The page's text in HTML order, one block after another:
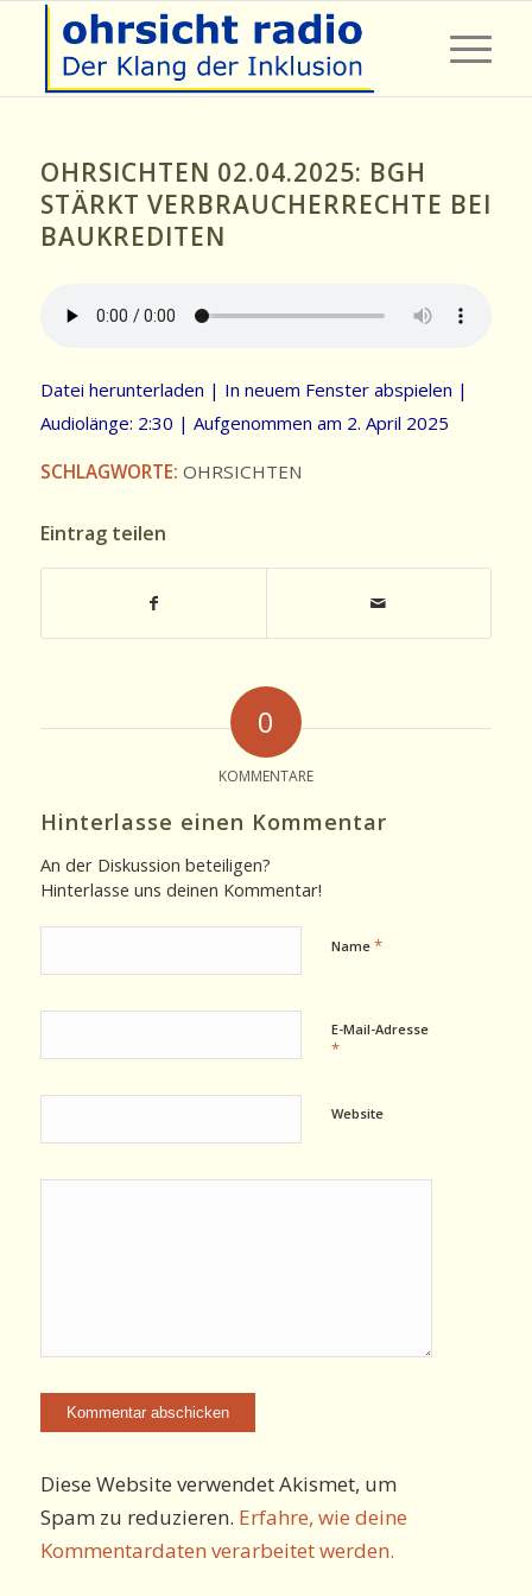
OHRSICHTEN 02.04.2025: BGH
STÄRKT VERBRAUCHERRECHTE BEI
BAUKREDITEN
Datei herunterladen | In neuem Fenster abspielen |
Audiolänge: 2:30 | Aufgenommen am 2. April 2025
SCHLAGWORTE: OHRSICHTEN
Eintrag teilen
0
KOMMENTARE
Hinterlasse einen Kommentar
An der Diskussion beteiligen?
Hinterlasse uns deinen Kommentar!
Name *
E-Mail-Adresse
*
Website
Diese Website verwendet Akismet, um
Spam zu reduzieren. Erfahre, wie deine
Kommentardaten verarbeitet werden.